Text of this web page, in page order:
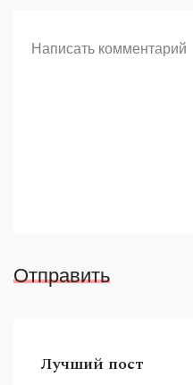
Отправить
Лучший пост